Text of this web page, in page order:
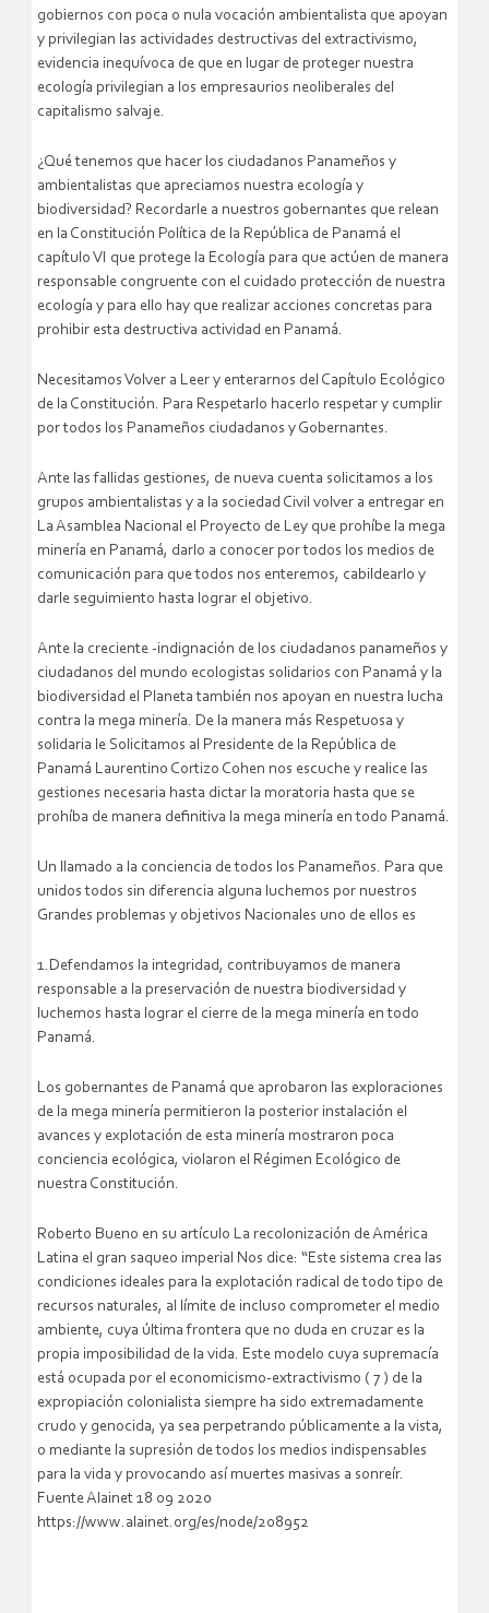
gobiernos con poca o nula vocación ambientalista que apoyan
y privilegian las actividades destructivas del extractivismo,
evidencia inequívoca de que en lugar de proteger nuestra
ecología privilegian a los empresaurios neoliberales del
capitalismo salvaje.
¿Qué tenemos que hacer los ciudadanos Panameños y
ambientalistas que apreciamos nuestra ecología y
biodiversidad? Recordarle a nuestros gobernantes que relean
en la Constitución Política de la República de Panamá el
capítulo VI que protege la Ecología para que actúen de manera
responsable congruente con el cuidado protección de nuestra
ecología y para ello hay que realizar acciones concretas para
prohibir esta destructiva actividad en Panamá.
Necesitamos Volver a Leer y enterarnos del Capítulo Ecológico
de la Constitución. Para Respetarlo hacerlo respetar y cumplir
por todos los Panameños ciudadanos y Gobernantes.
Ante las fallidas gestiones, de nueva cuenta solicitamos a los
grupos ambientalistas y a la sociedad Civil volver a entregar en
La Asamblea Nacional el Proyecto de Ley que prohíbe la mega
minería en Panamá, darlo a conocer por todos los medios de
comunicación para que todos nos enteremos, cabildearlo y
darle seguimiento hasta lograr el objetivo.
Ante la creciente -indignación de los ciudadanos panameños y
ciudadanos del mundo ecologistas solidarios con Panamá y la
biodiversidad el Planeta también nos apoyan en nuestra lucha
contra la mega minería. De la manera más Respetuosa y
solidaria le Solicitamos al Presidente de la República de
Panamá Laurentino Cortizo Cohen nos escuche y realice las
gestiones necesaria hasta dictar la moratoria hasta que se
prohíba de manera definitiva la mega minería en todo Panamá.
Un llamado a la conciencia de todos los Panameños. Para que
unidos todos sin diferencia alguna luchemos por nuestros
Grandes problemas y objetivos Nacionales uno de ellos es
1.Defendamos la integridad, contribuyamos de manera
responsable a la preservación de nuestra biodiversidad y
luchemos hasta lograr el cierre de la mega minería en todo
Panamá.
Los gobernantes de Panamá que aprobaron las exploraciones
de la mega minería permitieron la posterior instalación el
avances y explotación de esta minería mostraron poca
conciencia ecológica, violaron el Régimen Ecológico de
nuestra Constitución.
Roberto Bueno en su artículo La recolonización de América
Latina el gran saqueo imperial Nos dice: “Este sistema crea las
condiciones ideales para la explotación radical de todo tipo de
recursos naturales, al límite de incluso comprometer el medio
ambiente, cuya última frontera que no duda en cruzar es la
propia imposibilidad de la vida. Este modelo cuya supremacía
está ocupada por el economicismo-extractivismo ( 7 ) de la
expropiación colonialista siempre ha sido extremadamente
crudo y genocida, ya sea perpetrando públicamente a la vista,
o mediante la supresión de todos los medios indispensables
para la vida y provocando así muertes masivas a sonreír.
Fuente Alainet 18 09 2020
https://www.alainet.org/es/node/208952